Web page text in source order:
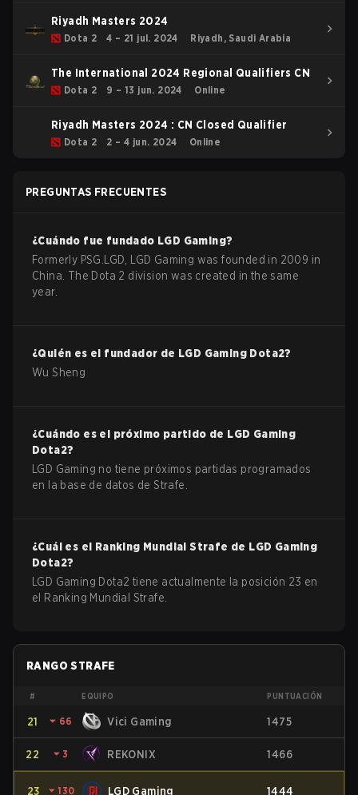
Riyadh Masters 2024
Dota 2 4 – 21 jul. 2024 Riyadh, Saudi Arabia
The International 2024 Regional Qualifiers CN
Dota 2 9 – 13 jun. 2024 Online
Riyadh Masters 2024 : CN Closed Qualifier
Dota 2 2 – 4 jun. 2024 Online
PREGUNTAS FRECUENTES
¿Cuándo fue fundado LGD Gaming?
Formerly PSG.LGD, LGD Gaming was founded in 2009 in
China. The Dota 2 division was created in the same
year.
¿Quién es el fundador de LGD Gaming Dota2?
Wu Sheng
¿Cuándo es el próximo partido de LGD Gaming
Dota2?
LGD Gaming no tiene próximos partidas programados
en la base de datos de Strafe.
¿Cuál es el Ranking Mundial Strafe de LGD Gaming
Dota2?
LGD Gaming Dota2 tiene actualmente la posición 23 en
el Ranking Mundial Strafe.
RANGO STRAFE
# EQUIPO PUNTUACIÓN
21 ⏷ 66 Vici Gaming 1475
22 ⏷ 3 REKONIX 1466
23 ⏷ 130 LGD Gaming 1444